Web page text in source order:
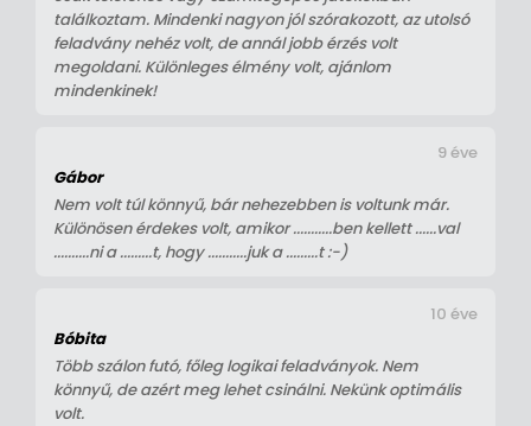
találkoztam. Mindenki nagyon jól szórakozott, az utolsó
feladvány nehéz volt, de annál jobb érzés volt
megoldani. Különleges élmény volt, ajánlom
mindenkinek!
Gábor
Nem volt túl könnyű, bár nehezebben is voltunk már.
Különösen érdekes volt, amikor ...........ben kellett ......val
..........ni a .........t, hogy ...........juk a .........t :-)
9 éve
Bóbita
Több szálon futó, főleg logikai feladványok. Nem
könnyű, de azért meg lehet csinálni. Nekünk optimális
volt.
10 éve